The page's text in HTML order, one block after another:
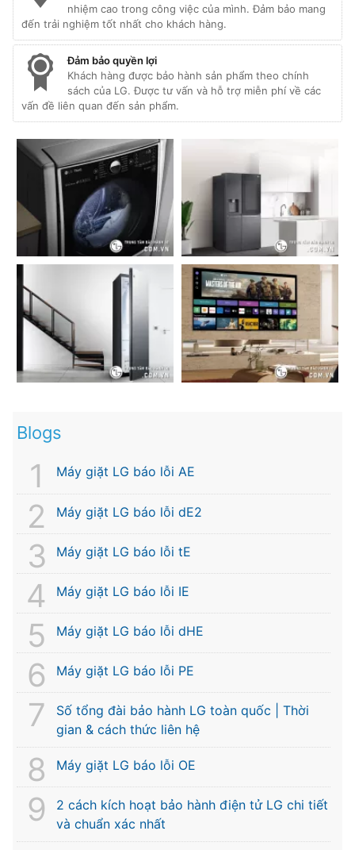
nhiệm cao trong công việc của mình. Đảm bảo mang
đến trải nghiệm tốt nhất cho khách hàng.
Đảm bảo quyền lợi
Khách hàng được bảo hành sản phẩm theo chính
sách của LG. Được tư vấn và hỗ trợ miễn phí về các
vấn đề liên quan đến sản phẩm.
Blogs
Máy giặt LG báo lỗi AE
Máy giặt LG báo lỗi dE2
Máy giặt LG báo lỗi tE
Máy giặt LG báo lỗi IE
Máy giặt LG báo lỗi dHE
Máy giặt LG báo lỗi PE
Số tổng đài bảo hành LG toàn quốc | Thời
gian & cách thức liên hệ
Máy giặt LG báo lỗi OE
2 cách kích hoạt bảo hành điện tử LG chi tiết
và chuẩn xác nhất